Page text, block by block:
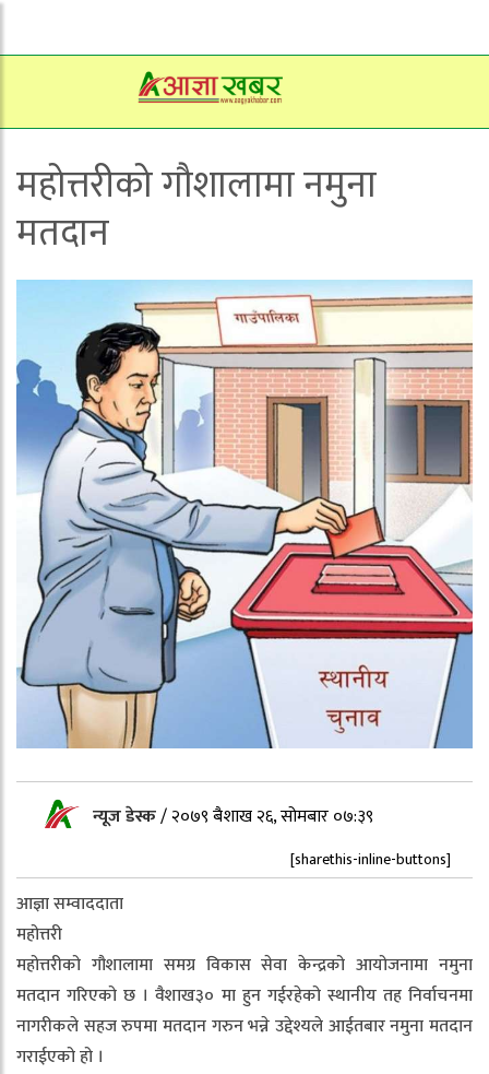
महोत्तरीको गौशालामा नमुना
मतदान
न्यूज डेस्क/२०७९ बैशाख २६, सोमबार ०७:३९
[sharethis-inline-buttons]
आज्ञा सम्वाददाता
महोत्तरी
महोत्तरीको गौशालामा समग्र विकास सेवा केन्द्रको आयोजनामा नमुना
मतदान गरिएको छ । वैशाख३० मा हुन गईरहेको स्थानीय तह निर्वाचनमा
नागरीकले सहज रुपमा मतदान गरुन भन्ने उद्देश्यले आईतबार नमुना मतदान
गराईएको हो ।